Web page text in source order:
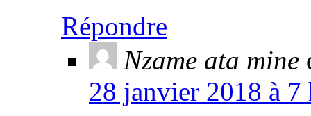
Répondre
Nzame ata mine
28 janvier 2018 à